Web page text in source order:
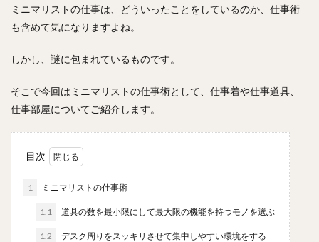
ミニマリストの仕事は、どういったことをしているのか、仕事術
も含めて気になりますよね。
しかし、謎に包まれているものです。
そこで今回はミニマリストの仕事術として、仕事着や仕事道具、
仕事部屋についてご紹介します。
目次
1 ミニマリストの仕事術
1.1 道具の数を最小限にして最大限の機能を持つモノを選ぶ
1.2 デスク周りをスッキリさせて集中しやすい環境をする